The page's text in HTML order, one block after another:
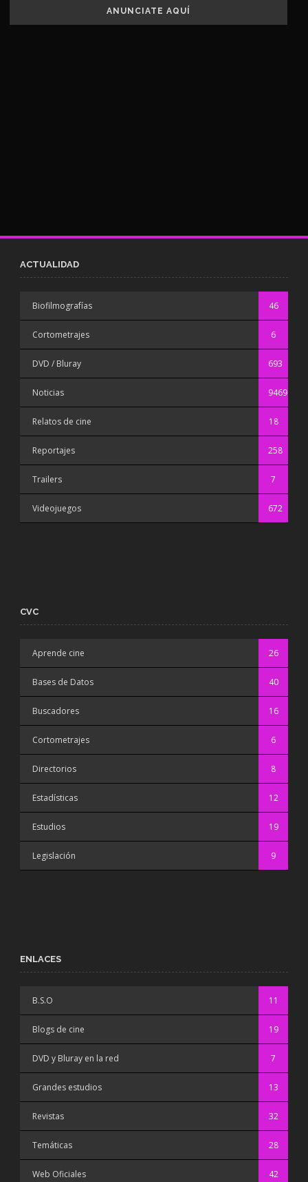
ANUNCIATE AQUÍ
ACTUALIDAD
Biofilmografías 46
Cortometrajes 6
DVD / Bluray 693
Noticias 9469
Relatos de cine 18
Reportajes 258
Trailers 7
Videojuegos 672
CVC
Aprende cine 26
Bases de Datos 40
Buscadores 16
Cortometrajes 6
Directorios 8
Estadísticas 12
Estudios 19
Legislación 9
ENLACES
B.S.O 11
Blogs de cine 19
DVD y Bluray en la red 7
Grandes estudios 13
Revistas 32
Temáticas 28
Web Oficiales 42